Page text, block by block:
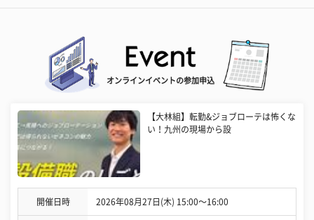
オンラインイベントの参加申込
【大林組】転勤&ジョブローテは怖くな
い！九州の現場から設
開催日時 2026年08月27日(木) 15:00〜16:00